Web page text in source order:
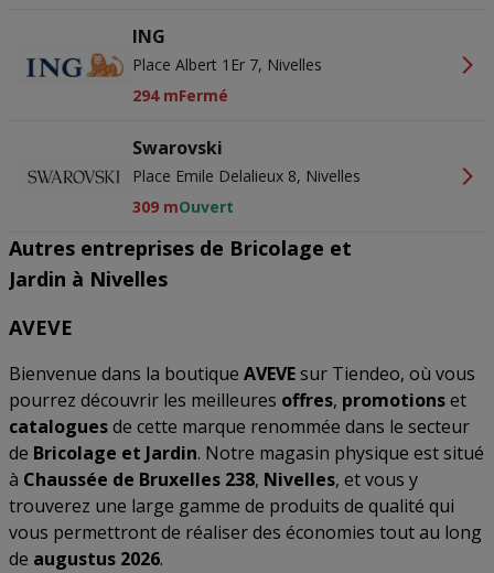
ING
Place Albert 1Er 7, Nivelles
294 mFermé
Swarovski
Place Emile Delalieux 8, Nivelles
309 mOuvert
Autres entreprises de Bricolage et
Jardin à Nivelles
AVEVE
Bienvenue dans la boutique AVEVEsur Tiendeo, où vous
pourrez découvrir les meilleures offres, promotionset
cataloguesde cette marque renommée dans le secteur
de Bricolage et Jardin. Notre magasin physique est situé
à Chaussée de Bruxelles 238, Nivelles, et vous y
trouverez une large gamme de produits de qualité qui
vous permettront de réaliser des économies tout au long
de augustus 2026.